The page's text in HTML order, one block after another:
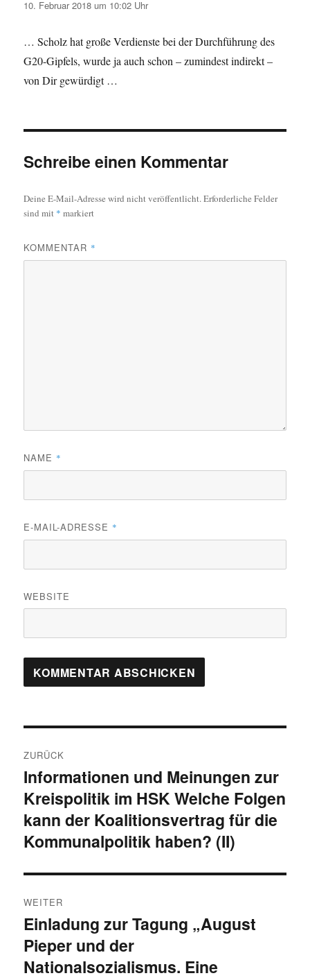
10. Februar 2018 um 10:02 Uhr
… Scholz hat große Verdienste bei der Durchführung des
G20-Gipfels, wurde ja auch schon – zumindest indirekt –
von Dir gewürdigt …
Schreibe einen Kommentar
Deine E-Mail-Adresse wird nicht veröffentlicht.Erforderliche Felder
sind mit * markiert
KOMMENTAR *
NAME *
E-MAIL-ADRESSE *
WEBSITE
ZURÜCK
Vorheriger
Beitrag:
Informationen und Meinungen zur
Kreispolitik im HSK Welche Folgen
kann der Koalitionsvertrag für die
Kommunalpolitik haben? (II)
WEITER
Nächster
Beitrag:
Einladung zur Tagung „August
Pieper und der
Nationalsozialismus. Eine